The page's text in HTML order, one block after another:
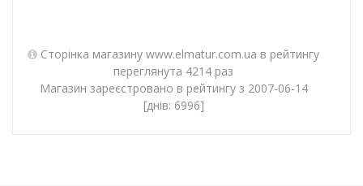
Сторінка магазину www.elmatur.com.ua в рейтингу
переглянута 4214 раз
Магазин зареєстровано в рейтингу з 2007-06-14
[днів: 6996]